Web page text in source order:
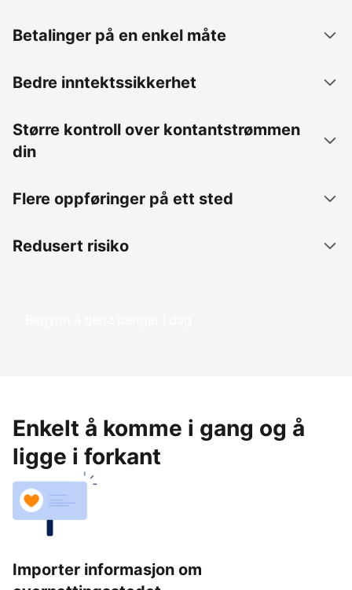
Betalinger på en enkel måte
Bedre inntektssikkerhet
Større kontroll over kontantstrømmen
din
Flere oppføringer på ett sted
Redusert risiko
Begynn å tjene penger i dag
Enkelt å komme i gang og å
ligge i forkant
Importer informasjon om